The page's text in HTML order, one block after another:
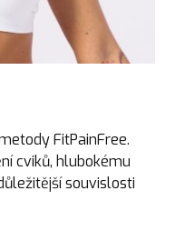
FitPainFree.
cviků, hlubokému
souvislosti